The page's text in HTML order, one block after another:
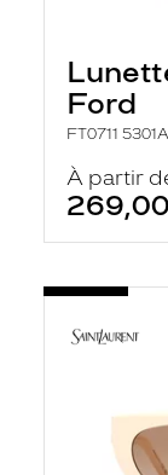
Ford
FT0711
À partir